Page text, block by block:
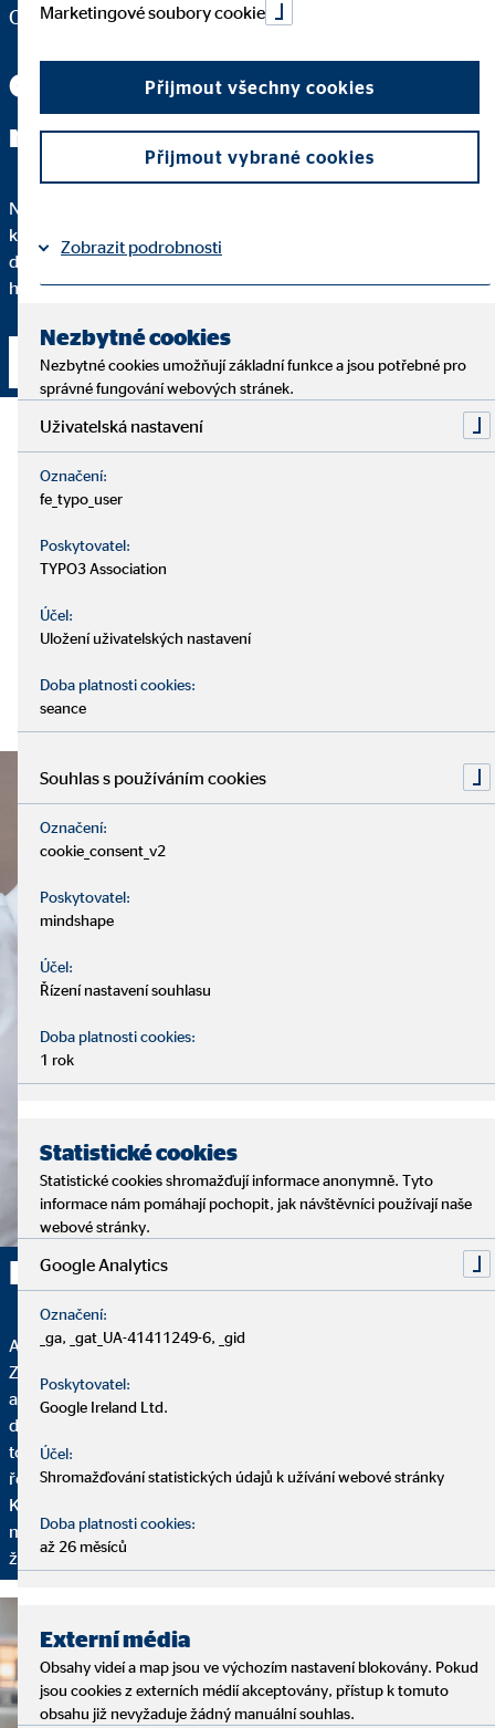
Oblastní ředitelství pro OVB Allfinanz, a.s.
Odbornou čínštinu ode mě
neuslyšíte.
Nejdůležitější na dobrém poradenství je to, že rozumíte
každému kroku. Proto vám podrobně vysvětlím, proč
doporučuji určité finanční řešení a do jaké míry se toto řešení
hodí právě pro vás a vaše individuální potřeby.
Navázat kontakt
Radím systematicky
Analýza, poradenství a servis – to jsou pilíře našich služeb.
Začínáme analýzou, na kterou si vyhradím dostatek času,
abych vás poznal: Jak vypadá vaše finanční situace? Máte plány
do budoucna? Co si přejete, jaké jsou vaše cíle? Na základě
toho následuje poradenství, během kterého vám představím
řešení financí šité na míru vašim individuálním požadavkům.
Kromě toho dochází k pravidelnému setkávání, aby bylo
možno vaše finanční plány přizpůsobit vaším aktuálním
životním podmínkám.
Marketingové soubory cookie
Přijmout všechny cookies
Přijmout vybrané cookies
Zobrazit podrobnosti
Nezbytné cookies
Nezbytné cookies umožňují základní funkce a jsou potřebné pro
správné fungování webových stránek.
Uživatelská nastavení
Označení:
fe_typo_user
Poskytovatel:
TYPO3 Association
Účel:
Uložení uživatelských nastavení
Doba platnosti cookies:
seance
Souhlas s používáním cookies
Označení:
cookie_consent_v2
Poskytovatel:
mindshape
Účel:
Řízení nastavení souhlasu
Doba platnosti cookies:
1 rok
Statistické cookies
Statistické cookies shromažďují informace anonymně. Tyto
informace nám pomáhají pochopit, jak návštěvníci používají naše
webové stránky.
Google Analytics
Označení:
_ga, _gat_UA-41411249-6, _gid
Poskytovatel:
Google Ireland Ltd.
Účel:
Shromažďování statistických údajů k užívání webové stránky
Doba platnosti cookies:
až 26 měsíců
Externí média
Obsahy videí a map jsou ve výchozím nastavení blokovány. Pokud
jsou cookies z externích médií akceptovány, přístup k tomuto
obsahu již nevyžaduje žádný manuální souhlas.